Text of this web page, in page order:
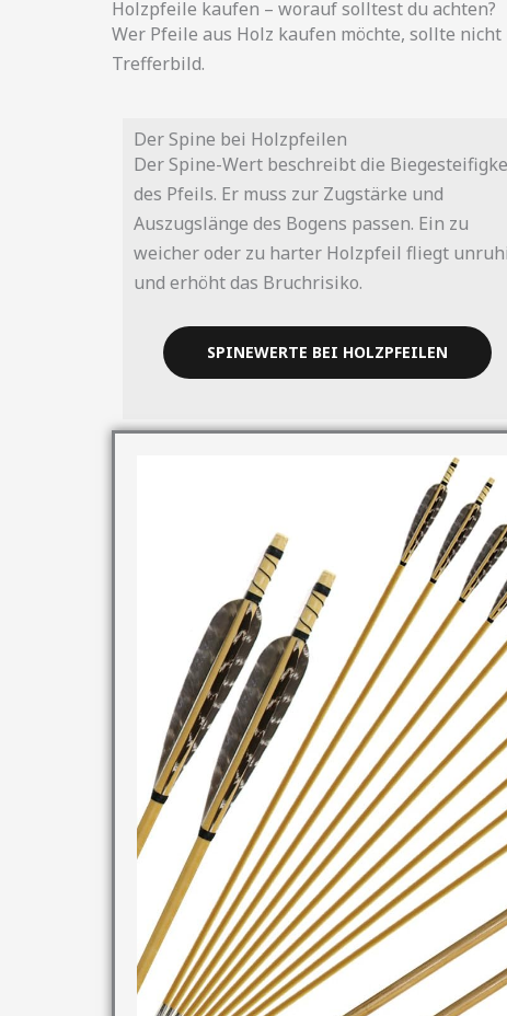
Holzpfeile kaufen – worauf solltest du achten?
Wer Pfeile aus Holz kaufen möchte, sollte
Trefferbild.
Der Spine bei Holzpfeilen
Der Spine-Wert beschreibt die
des Pfeils. Er muss zur Zugstärke und
Auszugslänge des Bogens passen. Ein zu
weicher oder zu harter Holzpfeil fliegt
und erhöht das Bruchrisiko.
SPINEWERTE BEI HOLZPFEILEN